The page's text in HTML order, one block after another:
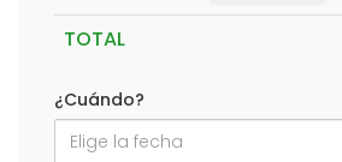
TOTAL
¿Cuándo?